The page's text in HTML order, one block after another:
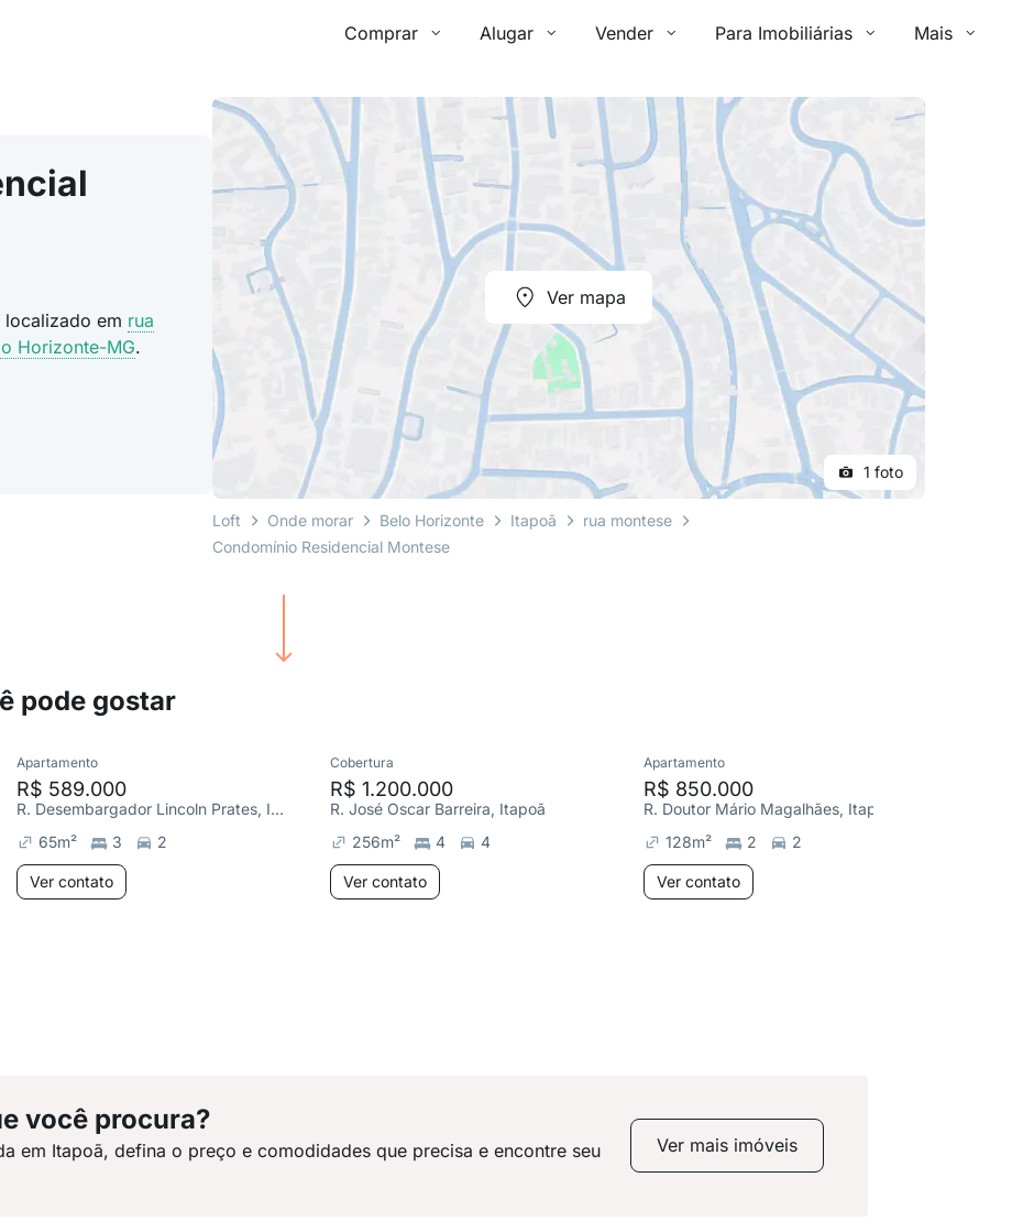
Comprar Alugar Vender Para Imobiliárias Mais
localizado em rua
Horizonte-MG.
Ver mapa
1 foto
Loft Onde morar Belo Horizonte Itapoã
rua montese
Condomínio Residencial Montese
pode gostar
Apartamento
R$ 589.000
R. Desembargador Lincoln Prates, Itapoã
65m² 3 2
Ver contato
Cobertura
R$ 1.200.000
R. José Oscar Barreira, Itapoã
256m² 4 4
Ver contato
Apartamento
R$ 850.000
R. Doutor Mário Magalhães, Itapoã
128m² 2 2
Ver contato
você procura?
em Itapoã, defina o preço e comodidades que precisa e encontre seu
Ver mais imóveis